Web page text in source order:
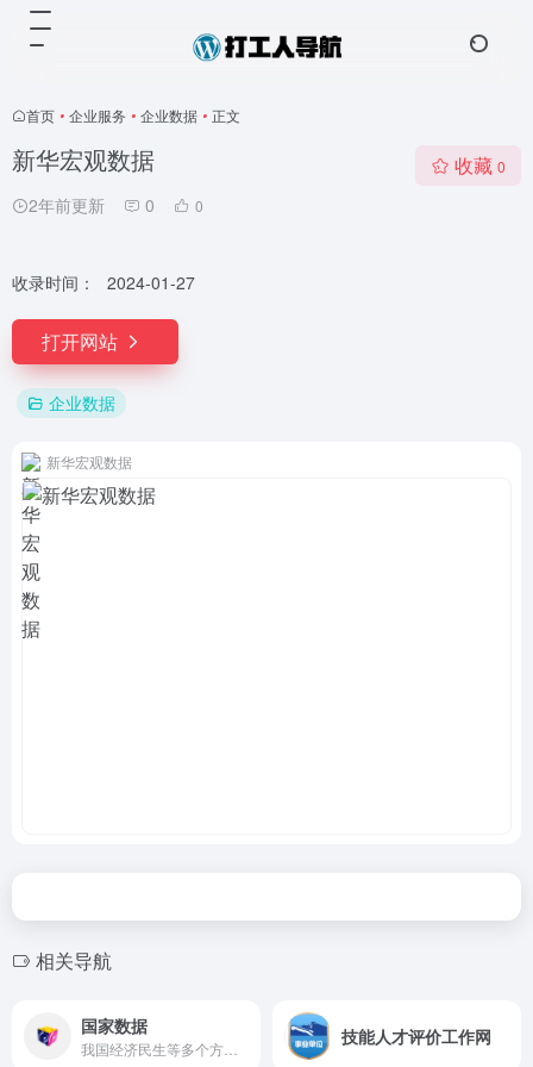
首页 • 企业服务 • 企业数据 • 正文
新华宏观数据
2年前更新 0 0
收藏 0
收录时间： 2024-01-27
打开网站
企业数据
新华宏观数据
相关导航
国家数据 技能人才评价工作网